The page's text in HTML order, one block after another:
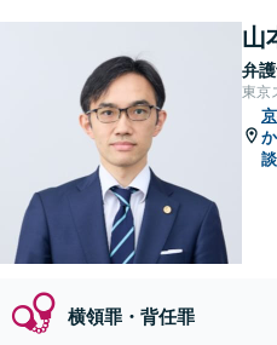
山
弁
東京
横領罪・背任罪